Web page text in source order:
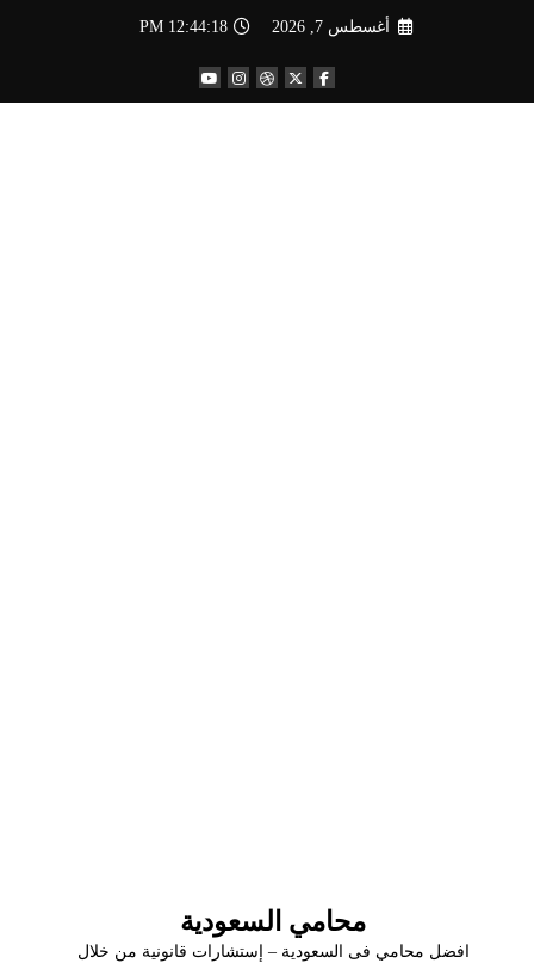
أغسطس 7, 2026 12:44:19 PM
محامي السعودية
افضل محامي فى السعودية – إستشارات قانونية من خلال